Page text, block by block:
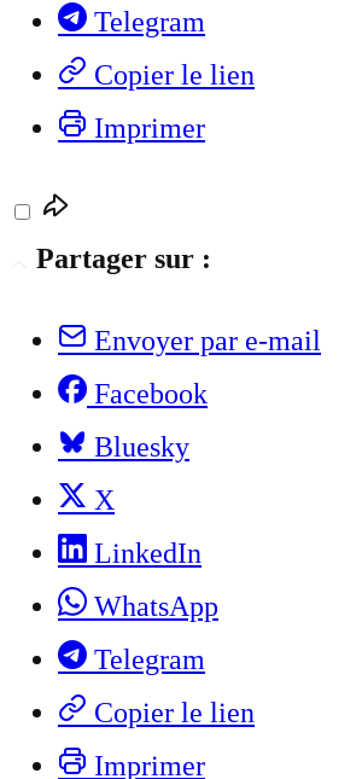
Telegram
Copier le lien
Imprimer
Partager sur :
Envoyer par e-mail
Facebook
Bluesky
X
LinkedIn
WhatsApp
Telegram
Copier le lien
Imprimer